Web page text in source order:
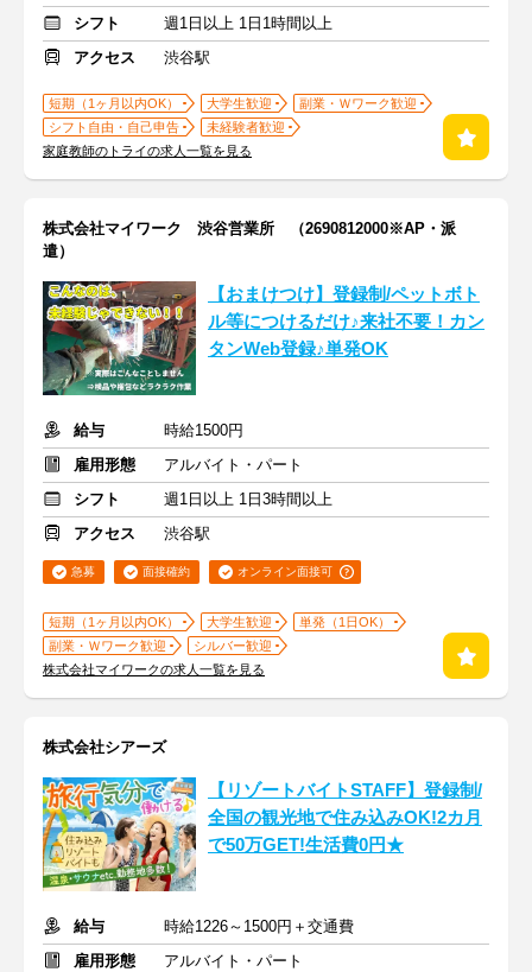
シフト
週1日以上 1日1時間以上
アクセス
渋谷駅
短期（1ヶ月以内OK） 大学生歓迎
副業・Ｗワーク歓迎
シフト自由・自己申告
未経験者歓迎
家庭教師のトライの求人一覧を見る
株式会社マイワーク 渋谷営業所 （2690812000※AP・派
遣）
【おまけつけ】登録制/ペットボト
ル等につけるだけ♪来社不要！カン
タンWeb登録♪単発OK
給与
時給1500円
雇用形態
アルバイト・パート
シフト
週1日以上 1日3時間以上
アクセス
渋谷駅
急募 面接確約 オンライン面接可
短期（1ヶ月以内OK） 大学生歓迎
単発（1日OK）
副業・Ｗワーク歓迎
シルバー歓迎
株式会社マイワークの求人一覧を見る
株式会社シアーズ
【リゾートバイトSTAFF】登録制/
全国の観光地で住み込みOK!2カ月
で50万GET!生活費0円★
給与
時給1226～1500円＋交通費
雇用形態
アルバイト・パート